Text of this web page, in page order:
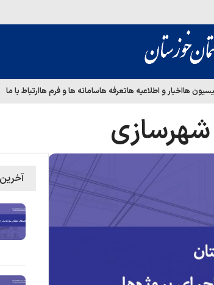
هااخبار و اطلاعیه هاتعرفه هاسامانه ها و فرم هاارتباط با ما
شهرسازی